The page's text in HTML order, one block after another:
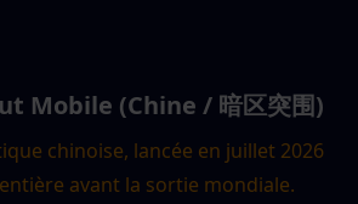
Mobile (Chine / 暗区突围)
chinoise, lancée en juillet 2026
avant la sortie mondiale.